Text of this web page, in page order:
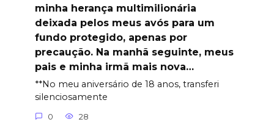
minha herança multimilionária
deixada pelos meus avós para um
fundo protegido, apenas por
precaução. Na manhã seguinte, meus
pais e minha irmã mais nova…
**No meu aniversário de 18 anos, transferi
silenciosamente
0 28